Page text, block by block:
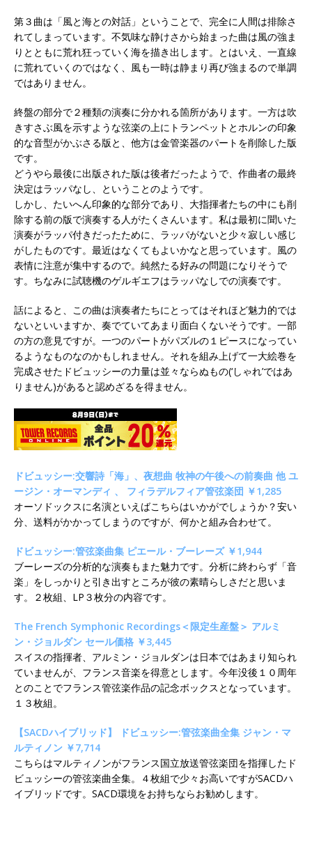
第３曲は「風と海との対話」ということで、完全に人間は排除さ
れてしまっています。不気味な静けさから始まった曲は風の強ま
りとともに荒れ狂っていく海を描き出します。とはいえ、一直線
に荒れていくのではなく、風も一時は静まり再び強まるので単調
ではありません。
終盤の部分で２種類の演奏に分かれる箇所があります。一方は吹
きすさぶ風を示すような弦楽の上にトランペットとホルンの印象
的な音型がかぶさる版と、他方は金管楽器のパートを削除した版
です。
どうやら最後に出版された版は後者だったようで、作曲者の最終
決定はラッパなし、ということのようです。
しかし、たいへん印象的な部分であり、大指揮者たちの中にも削
除する前の版で演奏する人がたくさんいます。私は最初に聞いた
演奏がラッパ付きだったために、ラッパがないと少々寂しい感じ
がしたものです。最近はなくてもよいかなと思っています。風の
表情に注意が集中するので。純然たる好みの問題になりそうで
す。ちなみに試聴機のゲルギエフはラッパなしでの演奏です。
話によると、この曲は演奏者たちにとってはそれほど魅力的では
ないといいますか、奏でていてあまり面白くないそうです。一部
の方の意見ですが。一つのパートがパズルの１ピースになってい
るようなものなのかもしれません。それを組み上げて一大絵巻を
完成させたドビュッシーの力量は並々ならぬもの(‘しゃれ’ではあ
りません)があると認めざるを得ません。
ドビュッシー:交響詩「海」、夜想曲 牧神の午後への前奏曲 他 ユ
ージン・オーマンディ 、 フィラデルフィア管弦楽団 ￥1,285
オーソドックスに名演といえばこちらはいかがでしょうか？安い
分、送料がかかってしまうのですが、何かと組み合わせて。
ドビュッシー:管弦楽曲集 ピエール・ブーレーズ ￥1,944
ブーレーズの分析的な演奏もまた魅力です。分析に終わらず「音
楽」をしっかりと引き出すところが彼の素晴らしさだと思いま
す。２枚組、LP３枚分の内容です。
The French Symphonic Recordings＜限定生産盤＞ アルミ
ン・ジョルダン セール価格 ￥3,445
スイスの指揮者、アルミン・ジョルダンは日本ではあまり知られ
ていませんが、フランス音楽を得意とします。今年没後１０周年
とのことでフランス管弦楽作品の記念ボックスとなっています。
１３枚組。
【SACDハイブリッド】 ドビュッシー:管弦楽曲全集 ジャン・マ
ルティノン ￥7,714
こちらはマルティノンがフランス国立放送管弦楽団を指揮したド
ビュッシーの管弦楽曲全集。４枚組で少々お高いですがSACDハ
イブリッドです。SACD環境をお持ちならお勧めします。